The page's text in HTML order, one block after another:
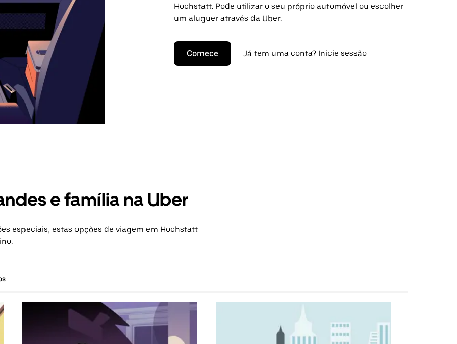
Hochstatt. Pode utilizar o seu próprio automóvel ou escolher
um aluguer através da Uber.
Comece Já tem uma conta? Inicie sessão
e família na Uber
especiais, estas opções de viagem em Hochstatt